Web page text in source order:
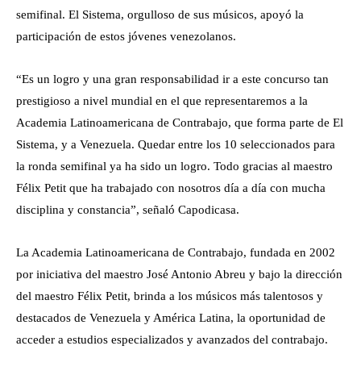
semifinal. El Sistema, orgulloso de sus músicos, apoyó la
participación de estos jóvenes venezolanos.
“Es un logro y una gran responsabilidad ir a este concurso tan
prestigioso a nivel mundial en el que representaremos a la
Academia Latinoamericana de Contrabajo, que forma parte de El
Sistema, y a Venezuela. Quedar entre los 10 seleccionados para
la ronda semifinal ya ha sido un logro. Todo gracias al maestro
Félix Petit que ha trabajado con nosotros día a día con mucha
disciplina y constancia”, señaló Capodicasa.
La Academia Latinoamericana de Contrabajo, fundada en 2002
por iniciativa del maestro José Antonio Abreu y bajo la dirección
del maestro Félix Petit, brinda a los músicos más talentosos y
destacados de Venezuela y América Latina, la oportunidad de
acceder a estudios especializados y avanzados del contrabajo.